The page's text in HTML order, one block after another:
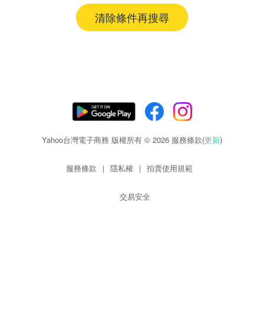
清除條件再搜尋
Yahoo台灣電子商務 版權所有 © 2026 服務條款(更新)
服務條款 | 隱私權 | 拍賣使用規範
交易安全